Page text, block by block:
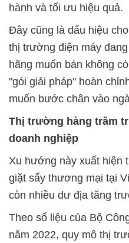
hành và tối ưu hiệu quả.
Đây cũng là dấu hiệu
thị trường điện máy
hãng muốn bán không
"gói giải pháp" hoàn
muốn bước chân vào
Thị trường hàng trăm
doanh nghiệp
Xu hướng này xuất hiện
giặt sấy thương mại tại
còn nhiều dư địa tăng
Theo số liệu của Bộ
năm 2022, quy mô thị